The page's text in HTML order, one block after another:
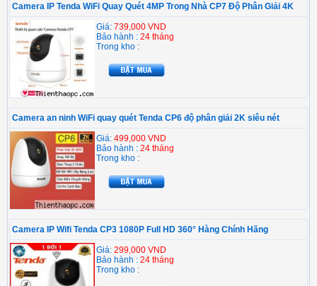
Camera IP Tenda WiFi Quay Quét 4MP Trong Nhà CP7 Độ Phân Giải 4K
Giá: 739,000 VND
Bảo hành : 24 tháng
Trong kho :
Camera an ninh WiFi quay quét Tenda CP6 độ phân giải 2K siêu nét
Giá: 499,000 VND
Bảo hành : 24 tháng
Trong kho :
Camera IP Wifi Tenda CP3 1080P Full HD 360° Hàng Chính Hãng
Giá: 299,000 VND
Bảo hành : 24 tháng
Trong kho :